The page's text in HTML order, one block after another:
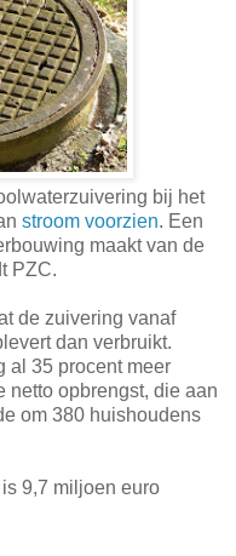
bij het
stroom voorzien. Een
maakt van de
PZC.
de zuivering vanaf
dan verbruikt.
al 35 procent meer
netto opbrengst, die aan
om 380 huishoudens
9,7 miljoen euro